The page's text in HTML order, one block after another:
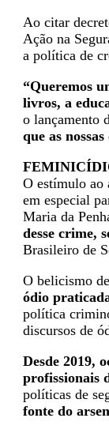
Ao citar
Ação na
a política de
“Queremos
livros, a
o lançamento
que as
O estímulo ao
em especial
Maria da
desse crime,
Brasileiro de
O belicismo
ódio
política
discursos de
Desde 2019,
profissionais
políticas de
fonte do